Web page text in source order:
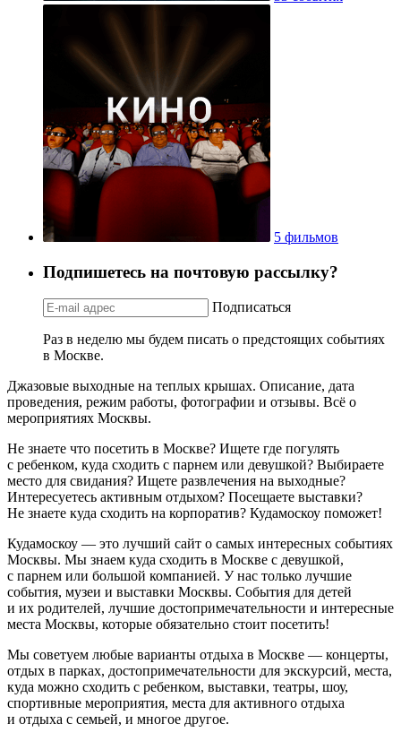
5 фильмов
Подпишетесь на почтовую рассылку?
Подписаться
Раз в неделю мы будем писать о предстоящих событиях
в Москве.
Джазовые выходные на теплых крышах. Описание, дата
проведения, режим работы, фотографии и отзывы. Всё о
мероприятиях Москвы.
Не знаете что посетить в Москве? Ищете где погулять
с ребенком, куда сходить с парнем или девушкой? Выбираете
место для свидания? Ищете развлечения на выходные?
Интересуетесь активным отдыхом? Посещаете выставки?
Не знаете куда сходить на корпоратив? Кудамоскоу поможет!
Кудамоскоу — это лучший сайт о самых интересных событиях
Москвы. Мы знаем куда сходить в Москве с девушкой,
с парнем или большой компанией. У нас только лучшие
события, музеи и выставки Москвы. События для детей
и их родителей, лучшие достопримечательности и интересные
места Москвы, которые обязательно стоит посетить!
Мы советуем любые варианты отдыха в Москве — концерты,
отдых в парках, достопримечательности для экскурсий, места,
куда можно сходить с ребенком, выставки, театры, шоу,
спортивные мероприятия, места для активного отдыха
и отдыха с семьей, и многое другое.